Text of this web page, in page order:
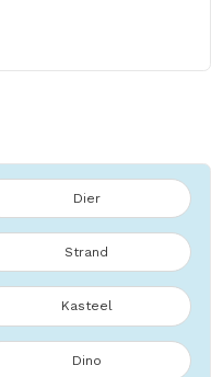
Dier
Strand
Kasteel
Dino